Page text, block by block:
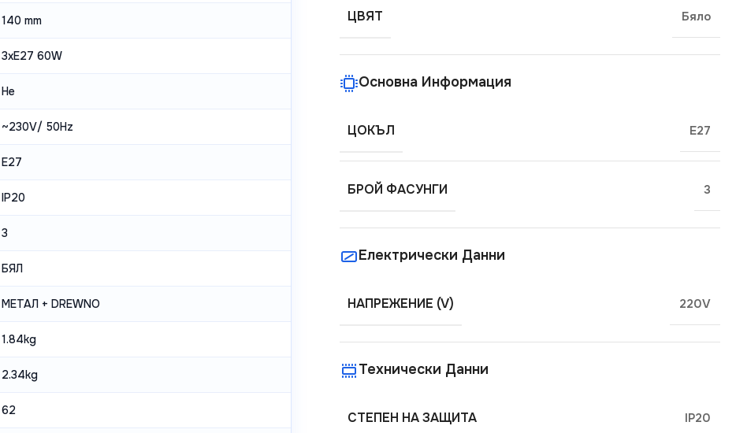
140 mm
3xE27 60W
Не
~230V/ 50Hz
E27
IP20
3
БЯЛ
МЕТАЛ + DREWNO
1.84kg
2.34kg
62
ЦВЯТ Бяло
Основна Информация
ЦОКЪЛ E27
БРОЙ ФАСУНГИ 3
Електрически Данни
НАПРЕЖЕНИЕ (V) 220V
Технически Данни
СТЕПЕН НА ЗАЩИТА IP20